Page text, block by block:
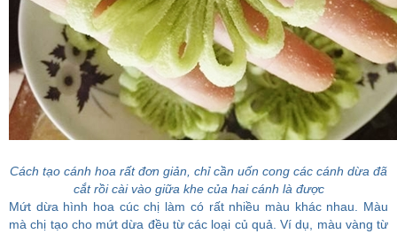
Cách tạo cánh hoa rất đơn giản, chỉ cần uốn cong các cánh dừa đã
cắt rồi cài vào giữa khe của hai cánh là được
Mứt dừa hình hoa cúc chị làm có rất nhiều màu khác nhau. Màu
mà chị tạo cho mứt dừa đều từ các loại củ quả. Ví dụ, màu vàng từ